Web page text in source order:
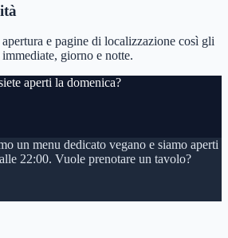
e pagine di localizzazione così gli
giorno e notte.
aperti la domenica?
un menu dedicato vegano e siamo aperti
22:00. Vuole prenotare un tavolo?